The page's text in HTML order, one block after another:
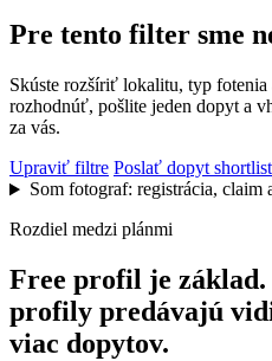
Pre tento filter sme
Skúste rozšíriť lokalitu, typ fotenia
rozhodnúť, pošlite jeden dopyt a
za vás.
Upraviť filtre Poslať dopyt
Som fotograf: registrácia, claim
Rozdiel medzi plánmi
Free profil je základ.
profily predávajú
viac dopytov.